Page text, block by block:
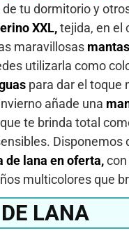
tu dormitorio y
XXL,tejida, en el
maravillosas
utilizarla como
para dar el toque
añade una
te brinda total
Disponemos
de lana en oferta,
multicolores que
LANA